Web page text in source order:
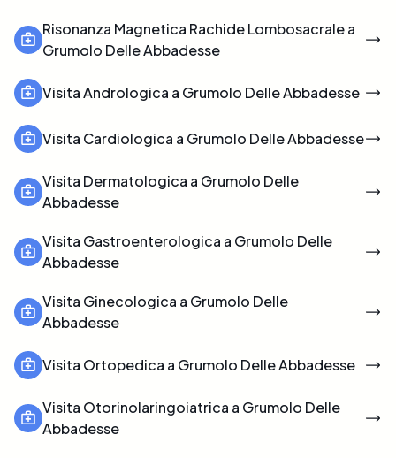
Risonanza Magnetica Rachide Lombosacrale a
Grumolo Delle Abbadesse
Visita Andrologica a Grumolo Delle Abbadesse
Visita Cardiologica a Grumolo Delle Abbadesse
Visita Dermatologica a Grumolo Delle
Abbadesse
Visita Gastroenterologica a Grumolo Delle
Abbadesse
Visita Ginecologica a Grumolo Delle
Abbadesse
Visita Ortopedica a Grumolo Delle Abbadesse
Visita Otorinolaringoiatrica a Grumolo Delle
Abbadesse